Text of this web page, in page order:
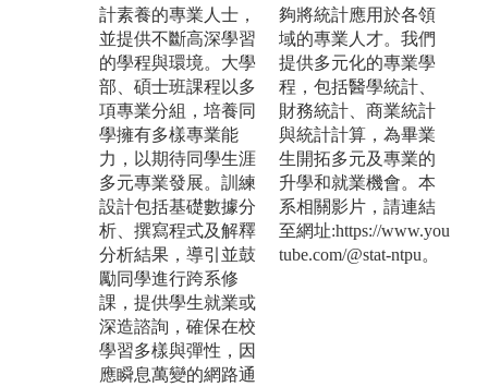
計素養的專業人士，
並提供不斷高深學習
的學程與環境。大學
部、碩士班課程以多
項專業分組，培養同
學擁有多樣專業能
力，以期待同學生涯
多元專業發展。訓練
設計包括基礎數據分
析、撰寫程式及解釋
分析結果，導引並鼓
勵同學進行跨系修
課，提供學生就業或
深造諮詢，確保在校
學習多樣與彈性，因
應瞬息萬變的網路通
夠將統計應用於各領
域的專業人才。我們
提供多元化的專業學
程，包括醫學統計、
財務統計、商業統計
與統計計算，為畢業
生開拓多元及專業的
升學和就業機會。本
系相關影片，請連結
至網址:https://www.you
tube.com/@stat-ntpu。